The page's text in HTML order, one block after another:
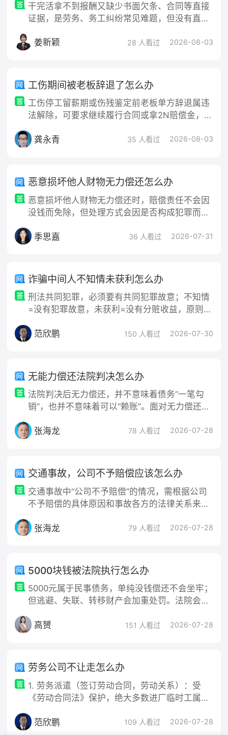
元，情节较轻的为5日以下拘留或5
干完活拿不到报酬又缺少书面欠条、合同等直接
证据，是劳务、务工纠纷常见难题，但没有直接
链，证明干活事实以及工钱约定。首先要停止冲
姜新颖 28 人看过 2026-08-03
工伤期间被老板辞退了怎么办
工伤停工留薪期或伤残鉴定前老板单方辞退属违
法解除，可要求继续履行合同或拿2N赔偿金，同
补助金；留好辞退通知、病历、工伤认定材料，
龚永青 35 人看过 2026-08-03
恶意损坏他人财物无力偿还怎么办
恶意损坏他人财物无力偿还时，赔偿责任不会因
没钱而免除，但处理方式会因是否构成犯罪而有
提起刑事附带民事诉讼，判决生效后申请强制执
季思嘉 36 人看过 2026-07-31
诈骗中间人不知情未获利怎么办
刑法共同犯罪，必须要有共同犯罪故意；不知情
=没有犯罪故意，未获利=没有分赃收益，原则不
上认定不知情，司法机关会结合客观行为综合判
范欣鹏 150 人看过 2026-07-30
无能力偿还法院判决怎么办
法院判决后无力偿还，并不意味着债务“一笔勾
销”，也并不意味着可以“赖账”。面对无力偿还的
纷，避免因消极逃避而面临更严重的法律后果。
张海龙 78 人看过 2026-07-28
交通事故，公司不予赔偿应该怎么办
交通事故中“公司不予赔偿”的情况，需根据公司
不予赔偿的具体原因和事故各方的法律关系来采
应的处理方案如下：一、公司是肇事方（用人单
张海龙 79 人看过 2026-07-28
5000块钱被法院执行怎么办
5000元属于民事债务，单纯没钱偿还不会坐牢；
但逃避、失联、转移财产会加重处罚。法院会线
结、划扣资金。 资金充足 → 一次性还清 1. 拨打
款金额（本金5000+迟延履行利息+执行费），
不要只按5000转账。 3. 还款方式二选一：
高赟 151 人看过 2026-07-28
劳务公司不让走怎么办
1. 劳务派遣（签订劳动合同，劳动关系）：受
《劳动合同法》保护，绝大多数进厂临时工属于
系）：按照合同约定解除，不适用劳动法。 重
范欣鹏 109 人看过 2026-07-28